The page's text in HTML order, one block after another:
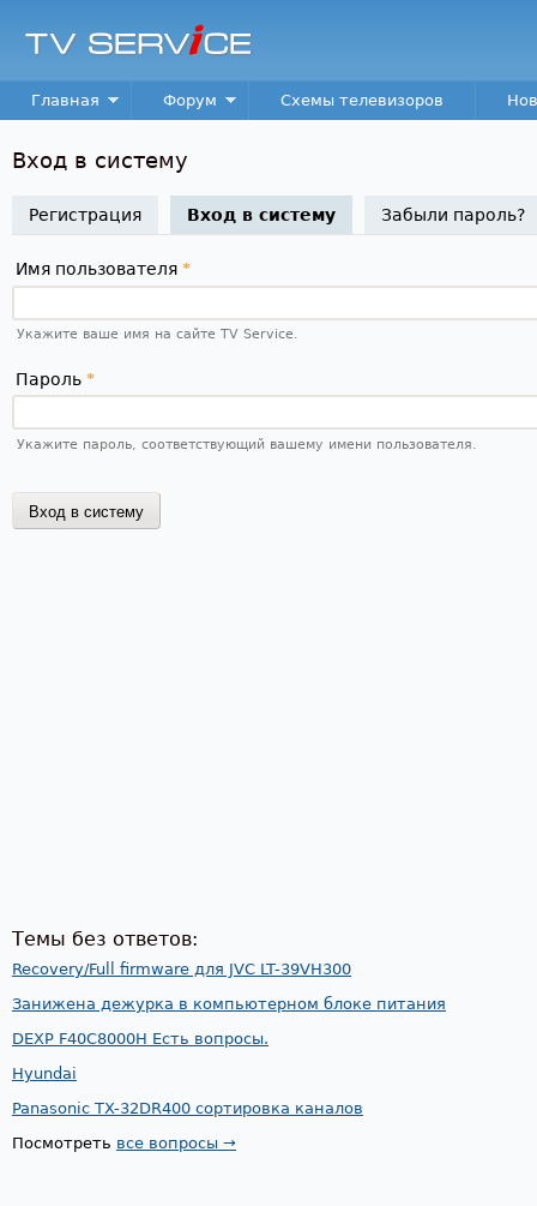
TV
Service
Main menu
Главная Форум Схемы телевизоров
Вход в систему
Регистрация Вход в систему(активная вкладка)
Забыли пароль?
Имя пользователя *
Укажите ваше имя на сайте TV Service.
Пароль *
Укажите пароль, соответствующий вашему имени пользователя.
Темы без ответов:
Recovery/Full firmware для JVC LT-39VH300
Занижена дежурка в компьютерном блоке питания
DEXP F40C8000H Есть вопросы.
Hyundai
Panasonic TX-32DR400 сортировка каналов
Посмотреть все вопросы →